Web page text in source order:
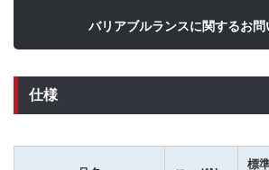
バリアブルランスに関するお問
仕様
標